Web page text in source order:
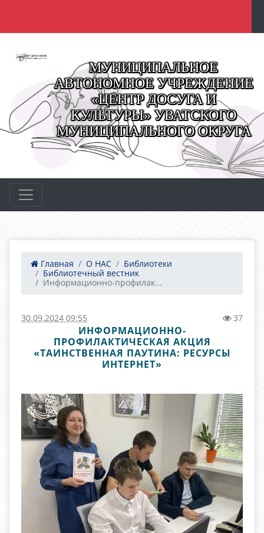
МУНИЦИПАЛЬНОЕ
АВТОНОМНОЕ УЧРЕЖДЕНИЕ
«ЦЕНТР ДОСУГА И
КУЛЬТУРЫ» УВАТСКОГО
МУНИЦИПАЛЬНОГО ОКРУГА
Главная О НАС
Библиотеки
Библиотечный вестник
Информационно-профилак...
30.09.2024 09:55 37
ИНФОРМАЦИОННО-
ПРОФИЛАКТИЧЕСКАЯ АКЦИЯ
«ТАИНСТВЕННАЯ ПАУТИНА: РЕСУРСЫ
ИНТЕРНЕТ»